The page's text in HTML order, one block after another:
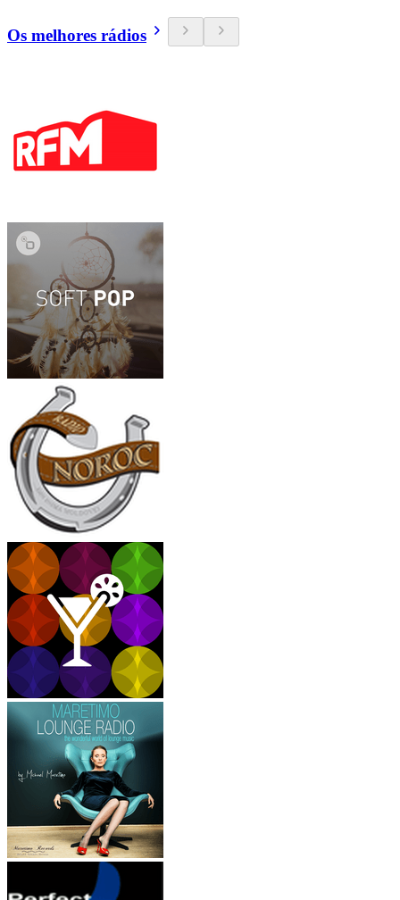
Os melhores rádios